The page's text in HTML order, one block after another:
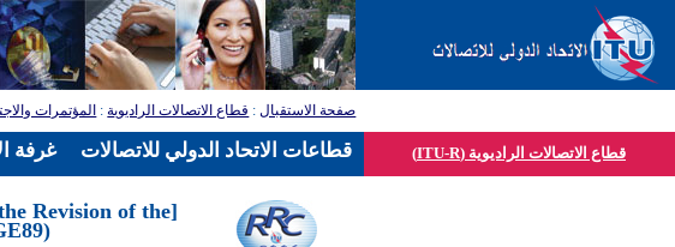
صفحة الاستقبال: قطاع الاتصالات الراديوية: المؤتمرات
قطاع الاتصالات الراديوية (ITU-R)
Revision of the
غرفة قطاعات الاتحاد الدولي للاتصالات